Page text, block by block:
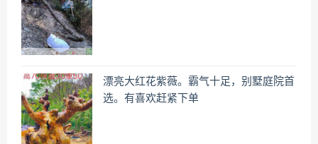
漂亮大红花紫薇。霸气十足，别墅庭院首
选。有喜欢赶紧下单